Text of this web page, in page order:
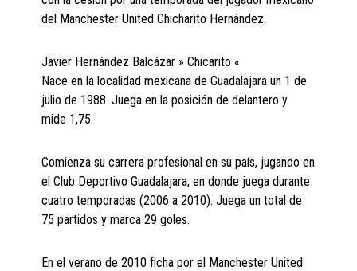
del Manchester United Chicharito Hernández.
Javier Hernández Balcázar » Chicarito «
Nace en la localidad mexicana de Guadalajara un 1 de
julio de 1988. Juega en la posición de delantero y
mide 1,75.
Comienza su carrera profesional en su país, jugando en
el Club Deportivo Guadalajara, en donde juega durante
cuatro temporadas (2006 a 2010). Juega un total de
75 partidos y marca 29 goles.
En el verano de 2010 ficha por el Manchester United.